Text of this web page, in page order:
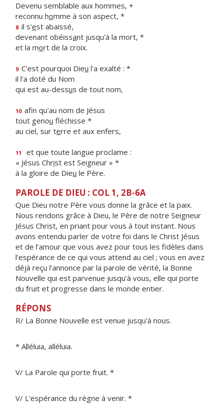
Devenu semblable aux hommes, +
reconnu homme à son aspect, *
8 il s'est abaissé,
devenant obéissant jusqu'à la mort, *
et la mort de la croix.
9 C'est pourquoi Dieu l'a exalté : *
il l'a doté du Nom
qui est au-dessus de tout nom,
10 afin qu'au nom de Jésus
tout genou fléchisse *
au ciel, sur terre et aux enfers,
11
et que toute langue proclame :
« Jésus Christ est Seigneur » *
à la gloire de Dieu le Père.
PAROLE DE DIEU : COL 1, 2B-6A
Que Dieu notre Père vous donne la grâce et la paix.
Nous rendons grâce à Dieu, le Père de notre Seigneur
Jésus Christ, en priant pour vous à tout instant. Nous
avons entendu parler de votre foi dans le Christ Jésus
et de l’amour que vous avez pour tous les fidèles dans
l’espérance de ce qui vous attend au ciel ; vous en avez
déjà reçu l’annonce par la parole de vérité, la Bonne
Nouvelle qui est parvenue jusqu’à vous, elle qui porte
du fruit et progresse dans le monde entier.
RÉPONS
R/ La Bonne Nouvelle est venue jusqu'à nous.
* Alléluia, alléluia.
V/ La Parole qui porte fruit. *
V/ L'espérance du règne à venir. *